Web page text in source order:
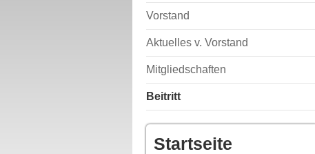
Vorstand
Aktuelles v. Vorstand
Mitgliedschaften
Beitritt
Startseite